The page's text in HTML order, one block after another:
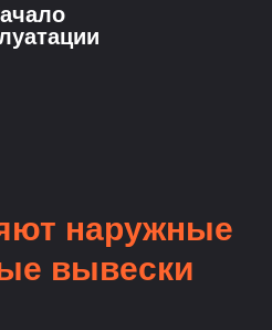
наружные
вывески